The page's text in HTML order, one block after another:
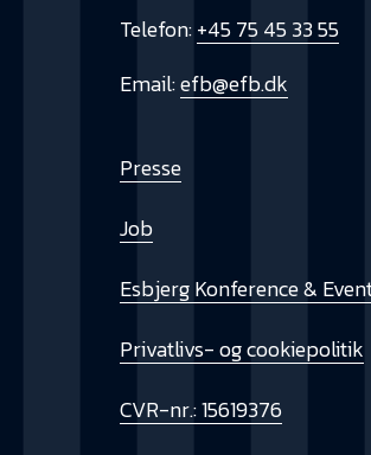
Telefon:+45 75 45 33 55
Email:efb@efb.dk
Presse
Job
Esbjerg Konference &
Privatlivs- og cookiepolitik
CVR-nr.: 15619376